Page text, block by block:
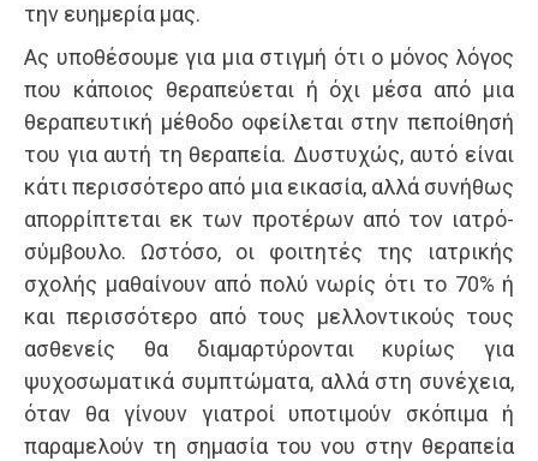
την ευημερία μας.
Ας υποθέσουμε για μια στιγμή ότι ο μόνος λόγος
που κάποιος θεραπεύεται ή όχι μέσα από μια
θεραπευτική μέθοδο οφείλεται στην πεποίθησή
του για αυτή τη θεραπεία. Δυστυχώς, αυτό είναι
κάτι περισσότερο από μια εικασία, αλλά συνήθως
απορρίπτεται εκ των προτέρων από τον ιατρό-
σύμβουλο. Ωστόσο, οι φοιτητές της ιατρικής
σχολής μαθαίνουν από πολύ νωρίς ότι το 70% ή
και περισσότερο από τους μελλοντικούς τους
ασθενείς θα διαμαρτύρονται κυρίως για
ψυχοσωματικά συμπτώματα, αλλά στη συνέχεια,
όταν θα γίνουν γιατροί υποτιμούν σκόπιμα ή
παραμελούν τη σημασία του νου στην θεραπεία